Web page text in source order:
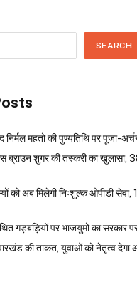
SEARCH
महतो की पुण्यतिथि पर पूजा-
ब्राउन शुगर की तस्करी का खुलासा,
को अब मिलेगी निःशुल्क ओपीडी सेवा,
गड़बड़ियों पर भाजयुमो का सरकार
की ताकत, युवाओं को नेतृत्व